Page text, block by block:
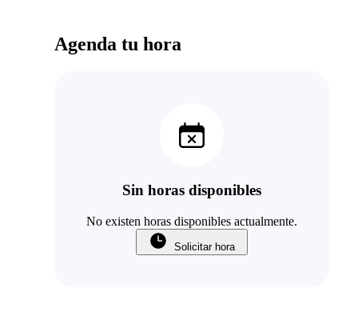
Agenda tu hora
Sin horas disponibles
No existen horas disponibles actualmente.
Solicitar hora